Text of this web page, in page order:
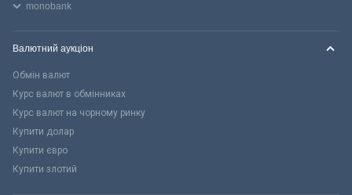
monobank
Валютний аукціон
Обмін валют
Курс валют в обмінниках
Курс валют на чорному ринку
Купити долар
Купити євро
Купити злотий